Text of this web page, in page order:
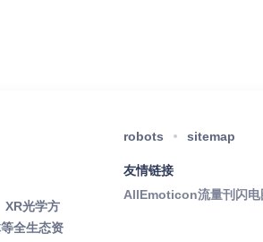
XR光学方
全生态资
robots sitemap
友情链接
AllEmoticon流量刊 闪